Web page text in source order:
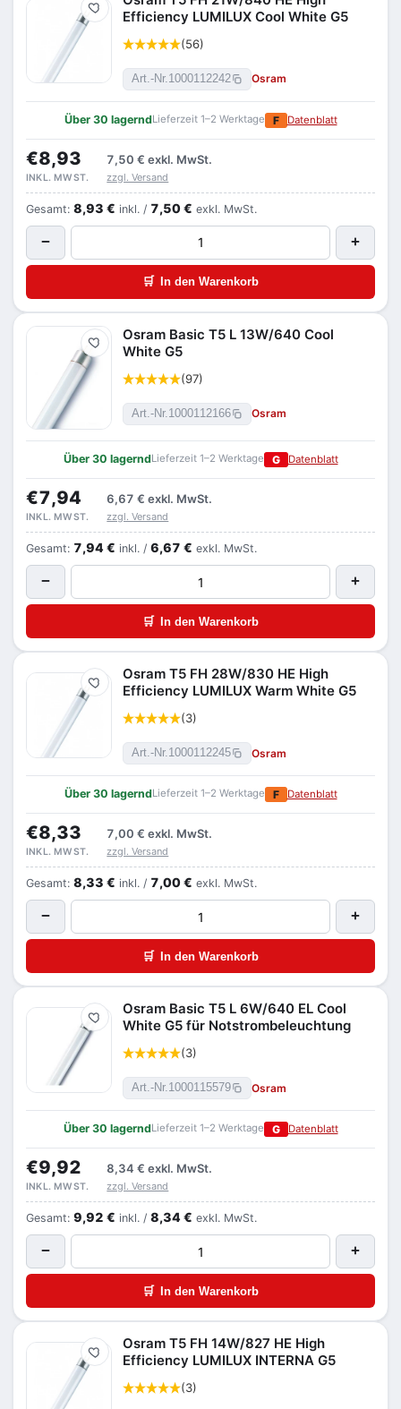
MerkenEfficiency LUMILUX Cool White G5
(56)
Art.-Nr.1000112242 Osram
Über 30 lagerndLieferzeit 1–2 Werktage F Datenblatt
€8,93 7,50 € exkl. MwSt.
INKL. MWST. zzgl. Versand
Gesamt: 8,93 € inkl. / 7,50 € exkl. MwSt.
− +
🛒 In den Warenkorb
Merken
Osram Basic T5 L 13W/640 Cool
White G5
(97)
Art.-Nr.1000112166 Osram
Über 30 lagerndLieferzeit 1–2 Werktage G Datenblatt
€7,94 6,67 € exkl. MwSt.
INKL. MWST. zzgl. Versand
Gesamt: 7,94 € inkl. / 6,67 € exkl. MwSt.
− +
🛒 In den Warenkorb
Merken
Osram T5 FH 28W/830 HE High
Efficiency LUMILUX Warm White G5
(3)
Art.-Nr.1000112245 Osram
Über 30 lagerndLieferzeit 1–2 Werktage F Datenblatt
€8,33 7,00 € exkl. MwSt.
INKL. MWST. zzgl. Versand
Gesamt: 8,33 € inkl. / 7,00 € exkl. MwSt.
− +
🛒 In den Warenkorb
Merken
Osram Basic T5 L 6W/640 EL Cool
White G5 für Notstrombeleuchtung
(3)
Art.-Nr.1000115579 Osram
Über 30 lagerndLieferzeit 1–2 Werktage G Datenblatt
€9,92 8,34 € exkl. MwSt.
INKL. MWST. zzgl. Versand
Gesamt: 9,92 € inkl. / 8,34 € exkl. MwSt.
− +
🛒 In den Warenkorb
Merken
Osram T5 FH 14W/827 HE High
Efficiency LUMILUX INTERNA G5
(3)